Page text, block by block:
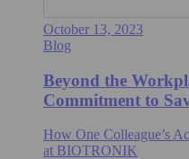
October 13, 2023
Blog
Beyond the
Commitment to
How One Colleague’s
at BIOTRONIK